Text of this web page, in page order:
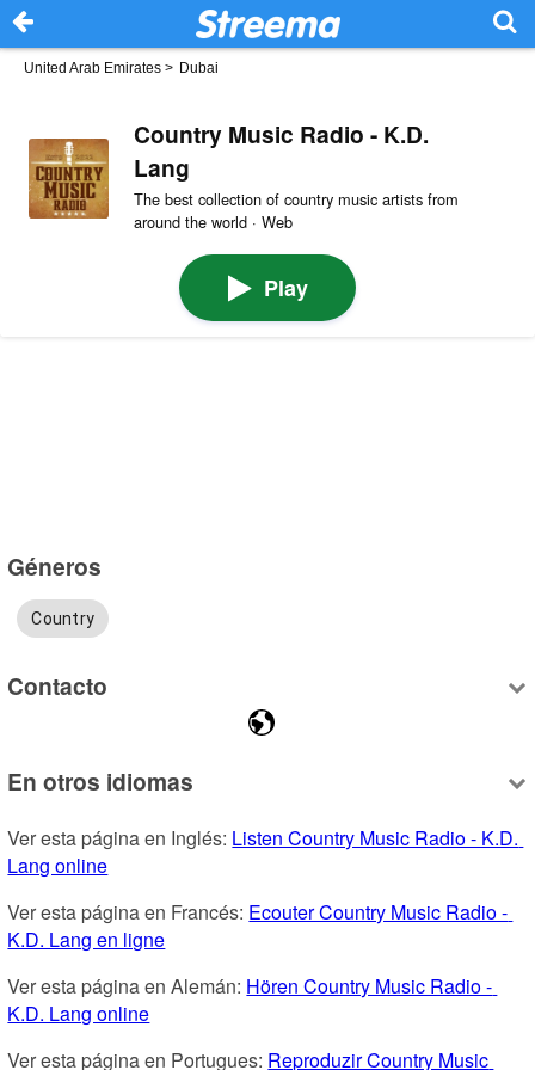
United Arab Emirates > Dubai
Country Music Radio - K.D.
Lang
The best collection of country music artists from
around the world · Web
Play
Géneros
Country
Contacto
En otros idiomas
Ver esta página en Inglés: Listen Country Music Radio - K.D.
Lang online
Ver esta página en Francés: Ecouter Country Music Radio -
K.D. Lang en ligne
Ver esta página en Alemán: Hören Country Music Radio -
K.D. Lang online
Ver esta página en Portugues: Reproduzir Country Music